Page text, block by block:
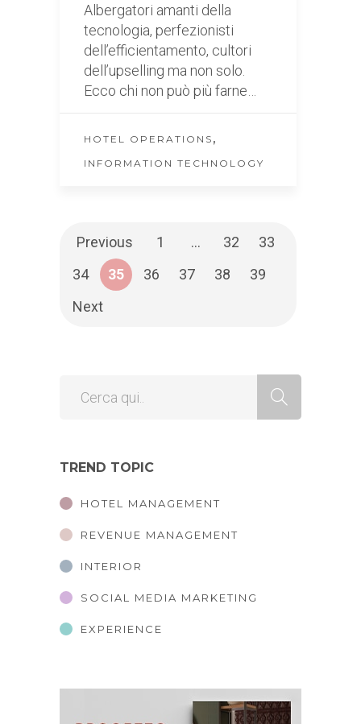
Albergatori amanti della
tecnologia, perfezionisti
dell’efficientamento, cultori
dell’upselling ma non solo.
Ecco chi non può più farne…
HOTEL OPERATIONS ,
INFORMATION TECHNOLOGY
Previous 1 … 32
33
34
35 36 37 38
39
Next
TREND TOPIC
HOTEL MANAGEMENT
REVENUE MANAGEMENT
INTERIOR
SOCIAL MEDIA MARKETING
EXPERIENCE